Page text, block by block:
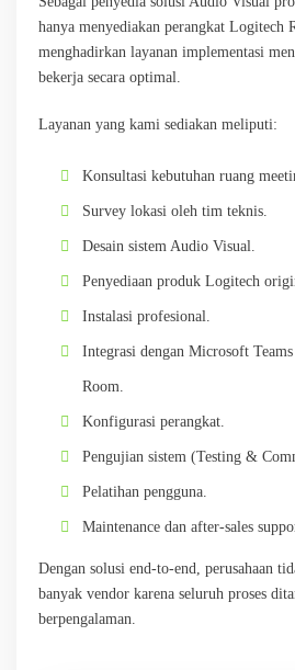
hanya menyediakan perangkat Logitech
menghadirkan layanan implementasi
bekerja secara optimal.
Layanan yang kami sediakan meliputi:
Konsultasi kebutuhan ruang
Survey lokasi oleh tim teknis.
Desain sistem Audio Visual.
Penyediaan produk Logitech
Instalasi profesional.
Integrasi dengan Microsoft
Room.
Konfigurasi perangkat.
Pengujian sistem (Testing &
Pelatihan pengguna.
Maintenance dan after-sales
Dengan solusi end-to-end, perusahaan
banyak vendor karena seluruh proses
berpengalaman.